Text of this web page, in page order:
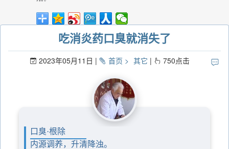
吃消炎药口臭就消失了
2023年05月11日 首页 其它 750点击
口臭·根除
内源调养，升清降浊。